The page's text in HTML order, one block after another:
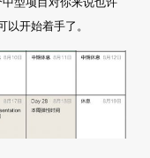
开始着手了。